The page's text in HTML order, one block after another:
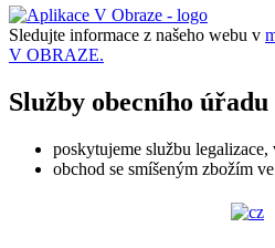
Sledujte informace z našeho webu v
V OBRAZE.
Služby obecního úřadu
poskytujeme službu legalizace,
obchod se smíšeným zbožím